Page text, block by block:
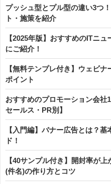
プッシュ型とプル型の違い3つ
ト・施策を紹介
【2025年版】おすすめのITニ
にご紹介！
【無料テンプレ付き】ウェビ
ポイント
おすすめのプロモーション会社
セールス・PR別】
【入門編】バナー広告とは？
ド！
【40サンプル付き】開封率が
(件名)の作り方とコツ